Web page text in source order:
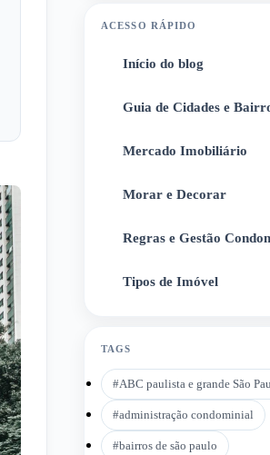
ACESSO RÁPIDO
Início do blog
Guia de Cidades e
Mercado Imobiliário
Morar e Decorar
Regras e Gestão
Tipos de Imóvel
TAGS
#ABC paulista e grande São
#administração condominial
#bairros de são paulo